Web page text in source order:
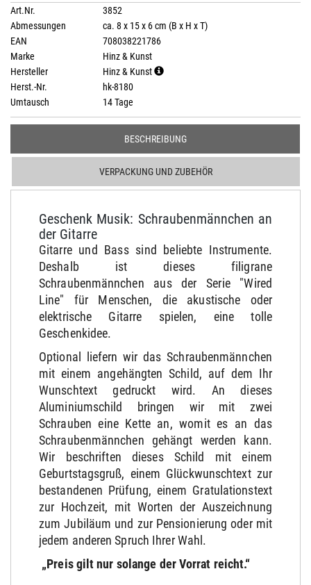
Art.Nr.
3852
Abmessungen
ca. 8 x 15 x 6 cm (B x H x T)
EAN
708038221786
Marke
Hinz & Kunst
Hersteller
Hinz & Kunst
Herst.-Nr.
hk-8180
Umtausch
14 Tage
BESCHREIBUNG
VERPACKUNG UND ZUBEHÖR
Geschenk Musik: Schraubenmännchen an
der Gitarre
Gitarre und Bass sind beliebte Instrumente.
Deshalb ist dieses filigrane
Schraubenmännchen aus der Serie "Wired
Line" für Menschen, die akustische oder
elektrische Gitarre spielen, eine tolle
Geschenkidee.
Optional liefern wir das Schraubenmännchen
mit einem angehängten Schild, auf dem Ihr
Wunschtext gedruckt wird. An dieses
Aluminiumschild bringen wir mit zwei
Schrauben eine Kette an, womit es an das
Schraubenmännchen gehängt werden kann.
Wir beschriften dieses Schild mit einem
Geburtstagsgruß, einem Glückwunschtext zur
bestandenen Prüfung, einem Gratulationstext
zur Hochzeit, mit Worten der Auszeichnung
zum Jubiläum und zur Pensionierung oder mit
jedem anderen Spruch Ihrer Wahl.
„Preis gilt nur solange der Vorrat reicht.“